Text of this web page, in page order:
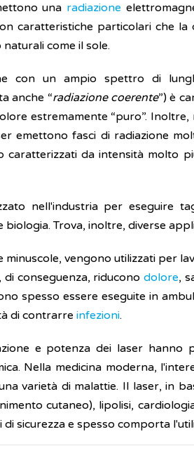
una radiazione
caratteristiche particolari che la
come il sole.
con un ampio spettro di
anche “radiazione coerente”) è
estremamente “puro”.
emettono fasci di radiazione
caratterizzati da intensità molto
nell'industria per eseguire
Trova, inoltre, diverse
vengono utilizzati per
di conseguenza, riduconodolore,
spesso essere eseguite in
di contrarre infezioni.
e potenza dei laser
Nella medicina moderna,
varietà di malattie. Il laser, in
cutaneo), lipolisi,
sicurezza e spesso comporta